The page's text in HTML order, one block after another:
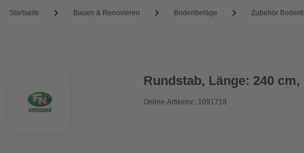
Startseite Bauen & Renovieren Bodenbeläge Zubehör
Rundstab, Länge: 240
Online-Artikelnr.: 1091718